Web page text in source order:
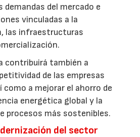
demandas del mercado e
vinculadas a la
las infraestructuras
contribuirá también a
de las empresas
a mejorar el ahorro de
energética global y la
procesos más sostenibles.
del sector